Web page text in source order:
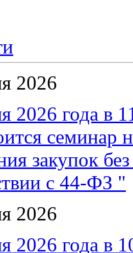
2026
2026 года в
семинар
закупок
с 44-ФЗ "
2026
2026 года в